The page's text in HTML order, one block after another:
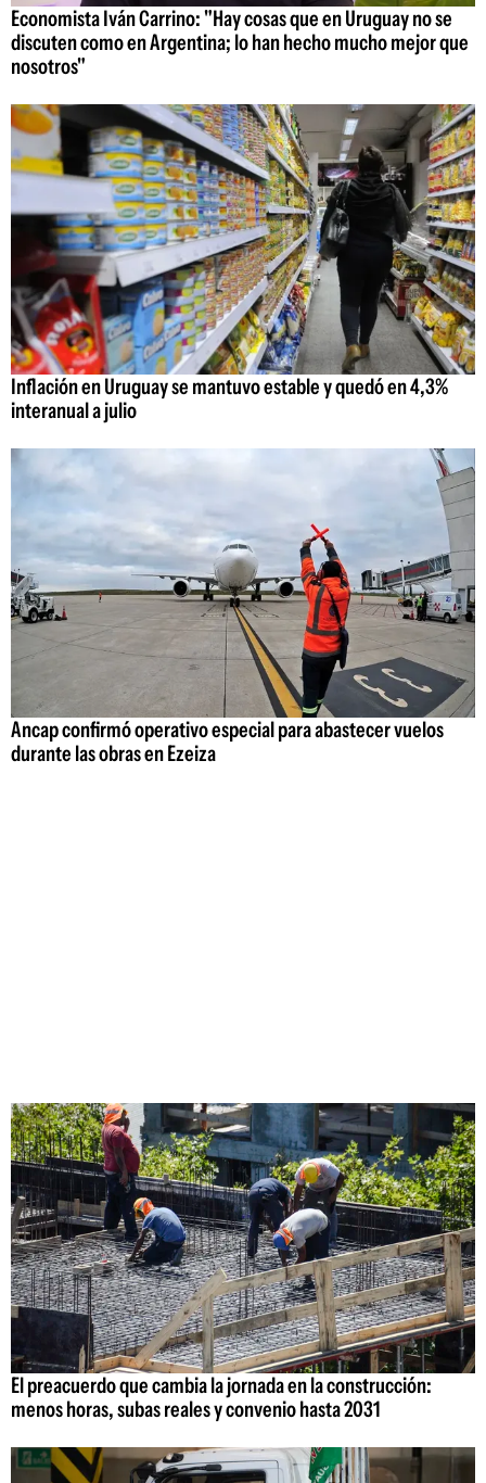
Economista Iván Carrino: "Hay cosas que en Uruguay no se
discuten como en Argentina; lo han hecho mucho mejor que
nosotros"
Inflación en Uruguay se mantuvo estable y quedó en 4,3%
interanual a julio
Ancap confirmó operativo especial para abastecer vuelos
durante las obras en Ezeiza
El preacuerdo que cambia la jornada en la construcción:
menos horas, subas reales y convenio hasta 2031